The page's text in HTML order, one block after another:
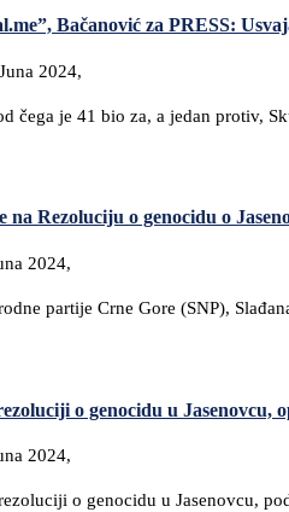
Bačanović za PRESS:
2024,
čega je 41 bio za, a jedan protiv,
na Rezoluciju o genocidu o
2024,
partije Crne Gore (SNP),
o genocidu u Jasenovcu,
2024,
o genocidu u Jasenovcu,